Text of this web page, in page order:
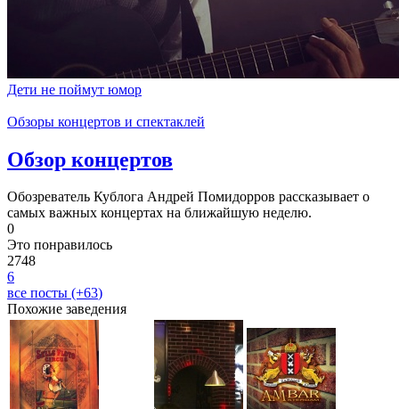
Дети не поймут юмор
Обзоры концертов и спектаклей
Обзор концертов
Обозреватель Кублога Андрей Помидорров рассказывает о
самых важных концертах на ближайшую неделю.
0
Это понравилось
2748
6
все посты (+63)
Похожие заведения